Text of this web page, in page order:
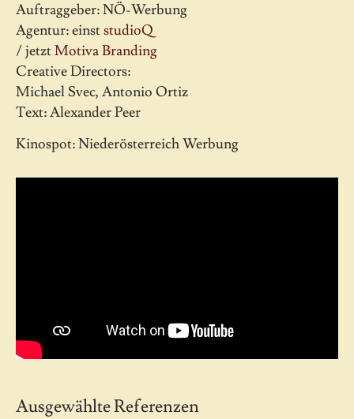
Auftraggeber: NÖ-Werbung
Agentur: einststudioQ
/ jetztMotiva Branding
Creative Directors:
Michael Svec, Antonio Ortiz
Text: Alexander Peer
Kinospot: Niederösterreich Werbung
Ausgewählte Referenzen